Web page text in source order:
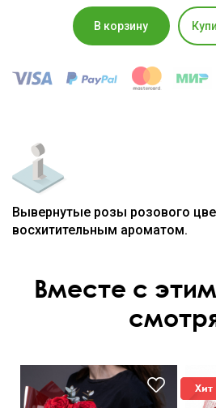
В корзину
Вывернутые розы розового
восхитительным ароматом.
Вместе с